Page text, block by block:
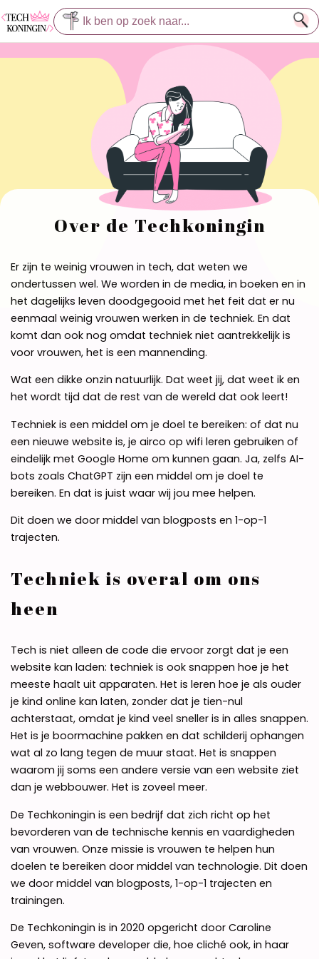
Over de Techkoningin
Er zijn te weinig vrouwen in tech, dat weten we
ondertussen wel. We worden in de media, in boeken en in
het dagelijks leven doodgegooid met het feit dat er nu
eenmaal weinig vrouwen werken in de techniek. En dat
komt dan ook nog omdat techniek niet aantrekkelijk is
voor vrouwen, het is een mannending.
Wat een dikke onzin natuurlijk. Dat weet jij, dat weet ik en
het wordt tijd dat de rest van de wereld dat ook leert!
Techniek is een middel om je doel te bereiken: of dat nu
een nieuwe website is, je airco op wifi leren gebruiken of
eindelijk met Google Home om kunnen gaan. Ja, zelfs AI-
bots zoals ChatGPT zijn een middel om je doel te
bereiken. En dat is juist waar wij jou mee helpen.
Dit doen we door middel van blogposts en 1-op-1
trajecten.
Techniek is overal om ons
heen
Tech is niet alleen de code die ervoor zorgt dat je een
website kan laden: techniek is ook snappen hoe je het
meeste haalt uit apparaten. Het is leren hoe je als ouder
je kind online kan laten, zonder dat je tien-nul
achterstaat, omdat je kind veel sneller is in alles snappen.
Het is je boormachine pakken en dat schilderij ophangen
wat al zo lang tegen de muur staat. Het is snappen
waarom jij soms een andere versie van een website ziet
dan je webbouwer. Het is zoveel meer.
De Techkoningin is een bedrijf dat zich richt op het
bevorderen van de technische kennis en vaardigheden
van vrouwen. Onze missie is vrouwen te helpen hun
doelen te bereiken door middel van technologie. Dit doen
we door middel van blogposts, 1-op-1 trajecten en
trainingen.
De Techkoningin is in 2020 opgericht door Caroline
Geven, software developer die, hoe cliché ook, in haar